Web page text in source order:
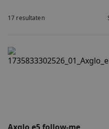
Accu's & Acculaders
Nieuws
17 resultaten
Axglo e5 follow-me trolley